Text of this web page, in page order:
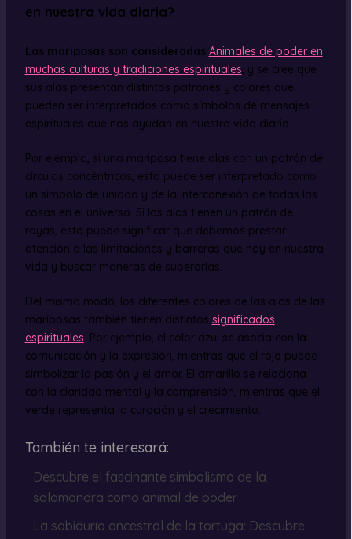
en nuestra vida diaria?
Las mariposas son consideradas Animales de poder en
muchas culturas y tradiciones espirituales , y se cree que
sus alas presentan distintos patrones y colores que
pueden ser interpretados como símbolos de mensajes
espirituales que nos ayudan en nuestra vida diaria.
Por ejemplo, si una mariposa tiene alas con un patrón de
círculos concéntricos, esto puede ser interpretado como
un símbolo de unidad y de la interconexión de todas las
cosas en el universo. Si las alas tienen un patrón de
rayas, esto puede significar que debemos prestar
atención a las limitaciones y barreras que hay en nuestra
vida y buscar maneras de superarlas.
Del mismo modo, los diferentes colores de las alas de las
mariposas también tienen distintos significados
espirituales . Por ejemplo, el color azul se asocia con la
comunicación y la expresión, mientras que el rojo puede
simbolizar la pasión y el amor. El amarillo se relaciona
con la claridad mental y la comprensión, mientras que el
verde representa la curación y el crecimiento.
También te interesará:
Descubre el fascinante simbolismo de la
salamandra como animal de poder
La sabiduría ancestral de la tortuga: Descubre